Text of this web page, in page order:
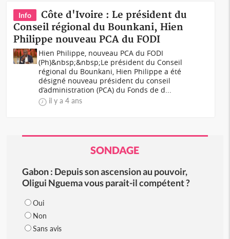
Info
Côte d'Ivoire : Le président du
Conseil régional du Bounkani, Hien
Philippe nouveau PCA du FODI
Hien Philippe, nouveau PCA du FODI
(Ph)&nbsp;&nbsp;Le président du Conseil
régional du Bounkani, Hien Philippe a été
désigné nouveau président du conseil
d’administration (PCA) du Fonds de d...
il y a 4 ans
SONDAGE
Gabon : Depuis son ascension au pouvoir,
Oligui Nguema vous parait-il compétent ?
Oui
Non
Sans avis